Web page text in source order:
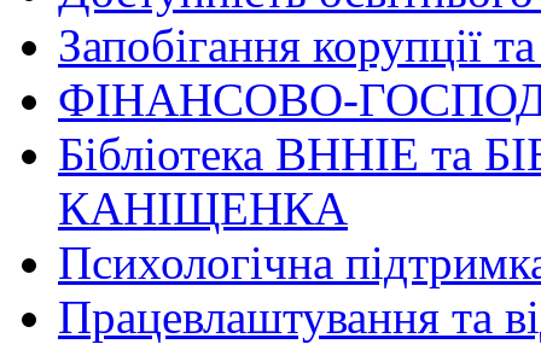
Запобігання корупції
ФІНАНСОВО-
Бібліотека ВННІЕ та
КАНІЩЕНКА
Психологічна
Працевлаштування та